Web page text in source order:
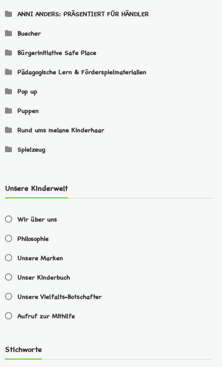
ANNI ANDERS: PRÄSENTIERT FÜR HÄNDLER
Buecher
Bürgerinitiative Safe Place
Pädagogische Lern & Förderspielmaterialien
Pop up
Puppen
Rund ums melane Kinderhaar
Spielzeug
Unsere Kinderwelt
Wir über uns
Philosophie
Unsere Marken
Unser Kinderbuch
Unsere Vielfalts-Botschafter
Aufruf zur Mithilfe
Stichworte